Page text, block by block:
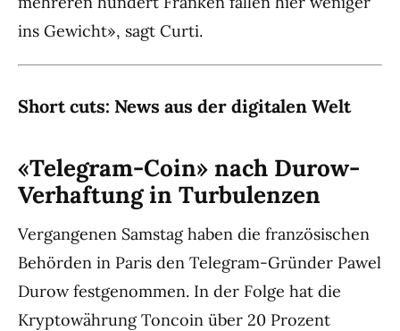
ins Gewicht», sagt Curti.
Short cuts: News aus der digitalen Welt
«Telegram-Coin» nach Durow-
Verhaftung in Turbulenzen
Vergangenen Samstag haben die französischen
Behörden in Paris den Telegram-Gründer Pawel
Durow festgenommen. In der Folge hat die
Kryptowährung Toncoin über 20 Prozent